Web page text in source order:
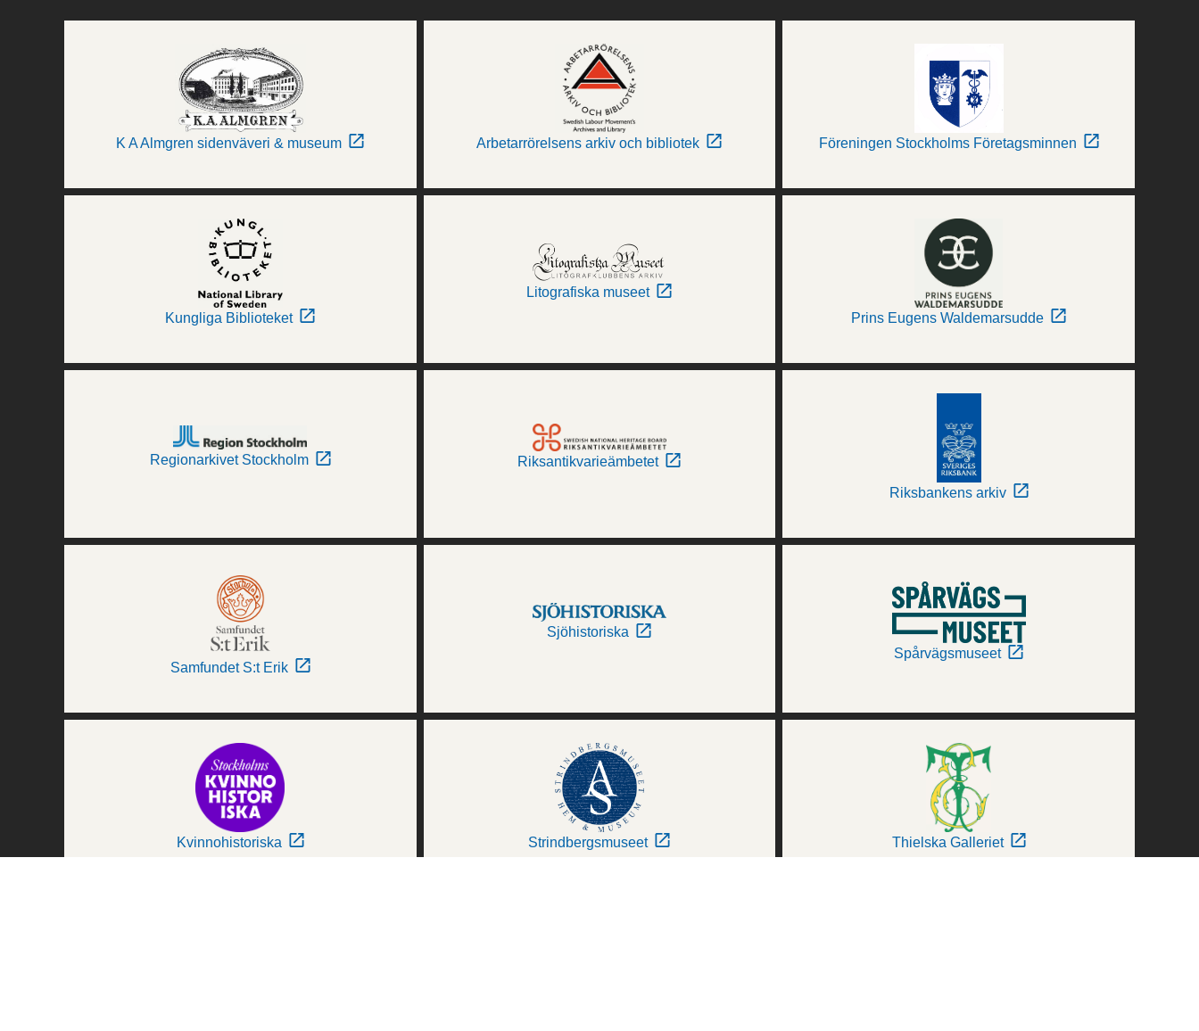
K A Almgren sidenväveri & museum Arbetarrörelsens arkiv och bibliotek Föreningen Stockholms Företagsminnen
Kungliga Biblioteket
Litografiska museet
Prins Eugens Waldemarsudde
Regionarkivet Stockholm Riksantikvarieämbetet
Riksbankens arkiv
Samfundet S:t Erik
Sjöhistoriska
Spårvägsmuseet
Kvinnohistoriska Strindbergsmuseet Thielska Galleriet